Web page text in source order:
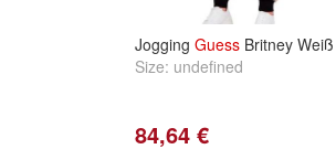
Jogging Guess Britney Weiß
Size: undefined
84,64 €